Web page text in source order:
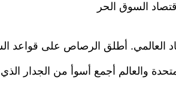
السوق الحر
العالمي. أطلق الرصاص على قواعد
والعالم أجمع أسوأ من الجدار